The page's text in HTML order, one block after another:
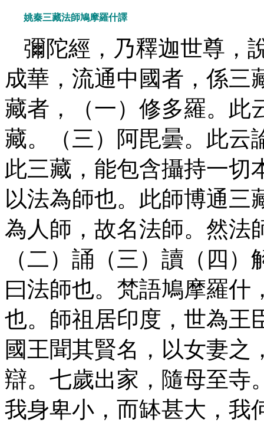
姚秦三藏法師鳩摩羅什譯
彌陀經，乃釋迦世尊，
成華，流通中國者，係三
藏者，（一）修多羅。此
藏。（三）阿毘曇。此云
此三藏，能包含攝持一切
以法為師也。此師博通三
為人師，故名法師。然法
（二）誦（三）讀（四
曰法師也。梵語鳩摩羅什
也。師祖居印度，世為王
國王聞其賢名，以女妻之
辯。七歲出家，隨母至寺
我身卑小，而缽甚大，我